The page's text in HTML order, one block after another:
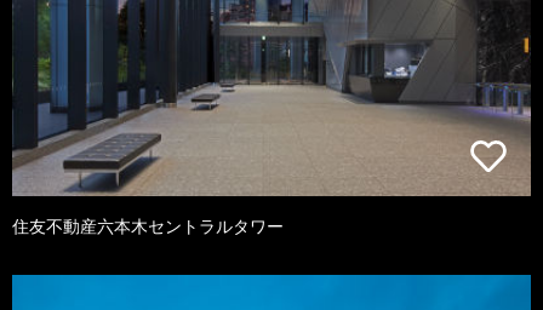
住友不動産六本木セントラルタワー